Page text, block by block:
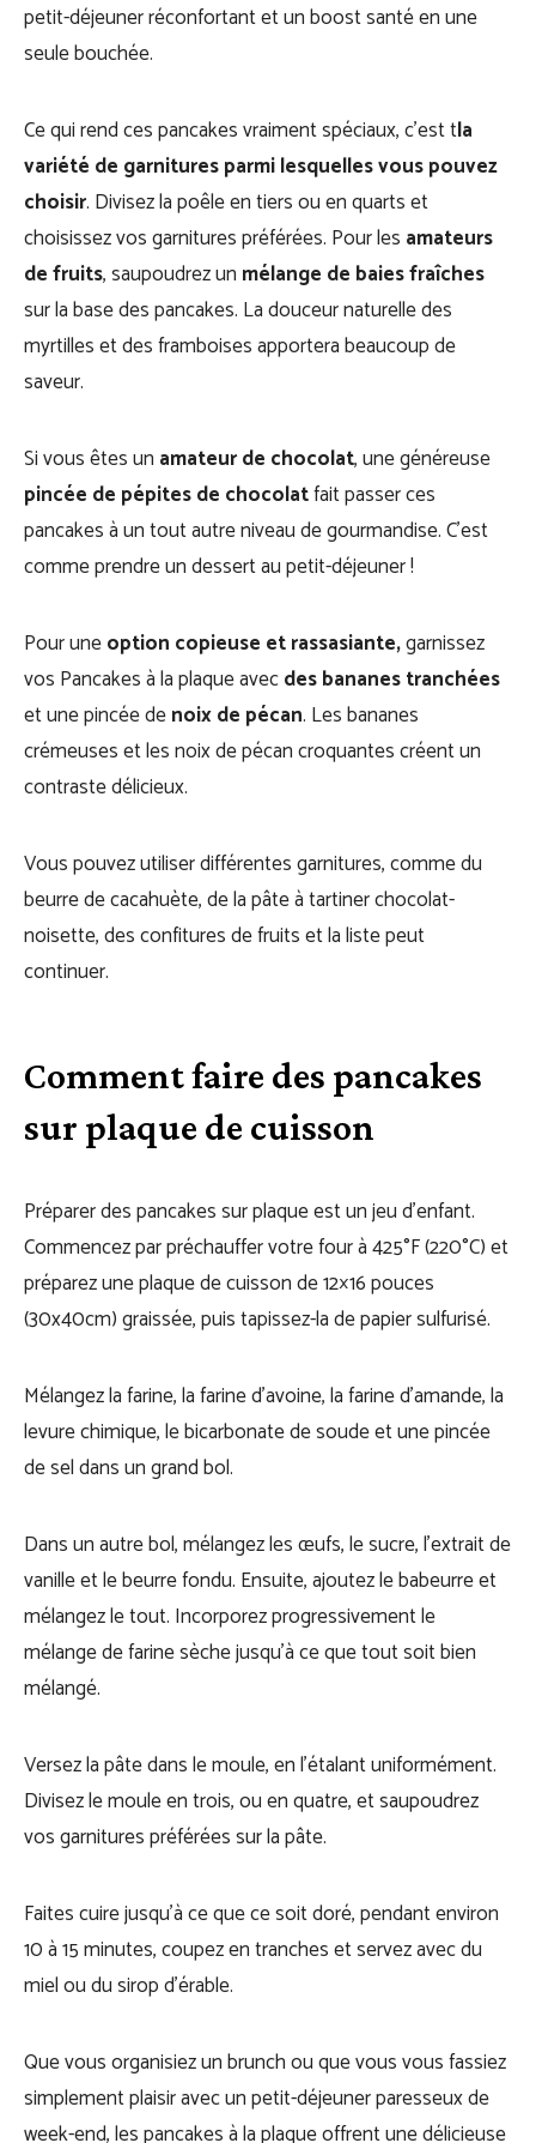
petit-déjeuner réconfortant et un boost santé en une
seule bouchée.
Ce qui rend ces pancakes vraiment spéciaux, c’est tla
variété de garnitures parmi lesquelles vous pouvez
choisir. Divisez la poêle en tiers ou en quarts et
choisissez vos garnitures préférées. Pour les amateurs
de fruits, saupoudrez un mélange de baies fraîches
sur la base des pancakes. La douceur naturelle des
myrtilles et des framboises apportera beaucoup de
saveur.
Si vous êtes un amateur de chocolat, une généreuse
pincée de pépites de chocolatfait passer ces
pancakes à un tout autre niveau de gourmandise. C’est
comme prendre un dessert au petit-déjeuner !
Pour uneoption copieuse et rassasiante,garnissez
vos Pancakes à la plaque avecdes bananes tranchées
et une pincée denoix de pécan. Les bananes
crémeuses et les noix de pécan croquantes créent un
contraste délicieux.
Vous pouvez utiliser différentes garnitures, comme du
beurre de cacahuète, de la pâte à tartiner chocolat-
noisette, des confitures de fruits et la liste peut
continuer.
Comment faire des pancakes
sur plaque de cuisson
Préparer des pancakes sur plaque est un jeu d’enfant.
Commencez par préchauffer votre four à 425°F (220°C) et
préparez une plaque de cuisson de 12×16 pouces
(30x40cm) graissée, puis tapissez-la de papier sulfurisé.
Mélangez la farine, la farine d’avoine, la farine d’amande, la
levure chimique, le bicarbonate de soude et une pincée
de sel dans un grand bol.
Dans un autre bol, mélangez les œufs, le sucre, l’extrait de
vanille et le beurre fondu. Ensuite, ajoutez le babeurre et
mélangez le tout. Incorporez progressivement le
mélange de farine sèche jusqu’à ce que tout soit bien
mélangé.
Versez la pâte dans le moule, en l’étalant uniformément.
Divisez le moule en trois, ou en quatre, et saupoudrez
vos garnitures préférées sur la pâte.
Faites cuire jusqu’à ce que ce soit doré, pendant environ
10 à 15 minutes, coupez en tranches et servez avec du
miel ou du sirop d’érable.
Que vous organisiez un brunch ou que vous vous fassiez
simplement plaisir avec un petit-déjeuner paresseux de
week-end, les pancakes à la plaque offrent une délicieuse